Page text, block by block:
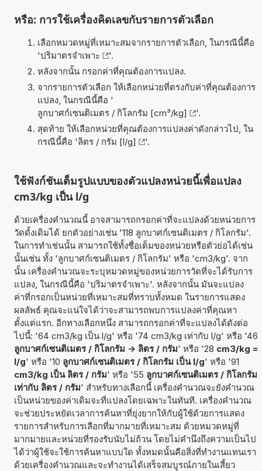
หรือ: การใช้เครื่องคิดเลขกับรายการตัวเลือก
เลือกหมวดหมู่ที่เหมาะสมจากรายการตัวเลือก, ในกรณีนี้คือ
'ปริมาตรจำเพาะ
'.
หลังจากนั้น กรอกค่าที่คุณต้องการแปลง.
จากรายการตัวเลือก ให้เลือกหน่วยที่ตรงกับค่าที่คุณต้องการ
แปลง, ในกรณีนี้คือ '
ลูกบาศก์เซนติเมตร / กิโลกรัม [cm³/kg]
'.
สุดท้าย ให้เลือกหน่วยที่คุณต้องการแปลงค่าดังกล่าวไป, ใน
กรณีนี้คือ 'ลิตร / กรัม [l/g] '.
ใช้ฟังก์ชันเต็มรูปแบบของตัวแปลงหน่วยนี้เพื่อแปลง
cm3/kg เป็น l/g
ด้วยเครื่องคำนวณนี้ อาจสามารถกรอกค่าที่จะแปลงด้วยหน่วยการ
วัดดั้งเดิมได้ ยกตัวอย่างเช่น '118 ลูกบาศก์เซนติเมตร / กิโลกรัม'.
ในการทำเช่นนั้น สามารถใช้ทั้งชื่อเต็มของหน่วยหรือตัวย่อได้เช่น
นั้นเช่น ทั้ง 'ลูกบาศก์เซนติเมตร / กิโลกรัม' หรือ 'cm3/kg'. จาก
นั้น เครื่องคำนวณจะระบุหมวดหมู่ของหน่วยการวัดที่จะได้รับการ
แปลง, ในกรณีนี้คือ 'ปริมาตรจำเพาะ'. หลังจากนั้น มันจะแปลง
ค่าที่กรอกเป็นหน่วยที่เหมาะสมที่ทราบทั้งหมด ในรายการแสดง
ผลลัพธ์ คุณจะแน่ใจได้ว่าจะสามารถพบการแปลงค่าที่คุณหา
ตั้งแต่แรก. อีกทางเลือกหนึ่ง สามารถกรอกค่าที่จะแปลงได้ดังต่อ
ไปนี้: '64 cm3/kg เป็น l/g' หรือ '74 cm3/kg เท่ากับ l/g' หรือ '46
ลูกบาศก์เซนติเมตร / กิโลกรัม -> ลิตร / กรัม' หรือ '28 cm3/kg =
l/g' หรือ '10 ลูกบาศก์เซนติเมตร / กิโลกรัม เป็น l/g' หรือ '91
cm3/kg เป็น ลิตร / กรัม' หรือ '55 ลูกบาศก์เซนติเมตร / กิโลกรัม
เท่ากับ ลิตร / กรัม' สำหรับทางเลือกนี้ เครื่องคำนวณจะยังคำนวณ
เป็นหน่วยของค่าเดิมจะที่แปลงโดยเฉพาะในทันที. เครื่องคำนวณ
จะช่วยประหยัดเวลาการค้นหาที่ยุ่งยากให้กับผู้ใช้ด้วยการแสดง
รายการสำหรับการเลือกที่มากมายที่เหมาะสม ด้วยหมวดหมู่ที่
มากมายและหน่วยที่รองรับนับไม่ถ้วน โดยไม่คำนึงถึงความเป็นไป
ได้ว่าผู้ใช้จะใช้การค้นหาแบบใด ทั้งหมดนั้นคือสิ่งที่ทำงานแทนเรา
ด้วยเครื่องคำนวณและจะทำงานได้เสร็จสมบูรณ์ภายในเสี้ยว